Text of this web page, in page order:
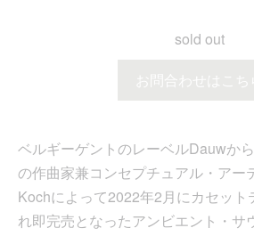
sold out
お問合わせはこち
ベルギーゲントのレーベルDauwか
の作曲家兼コンセプチュアル・アー
Kochによって2022年2月にカセット
れ即完売となったアンビエント・サ